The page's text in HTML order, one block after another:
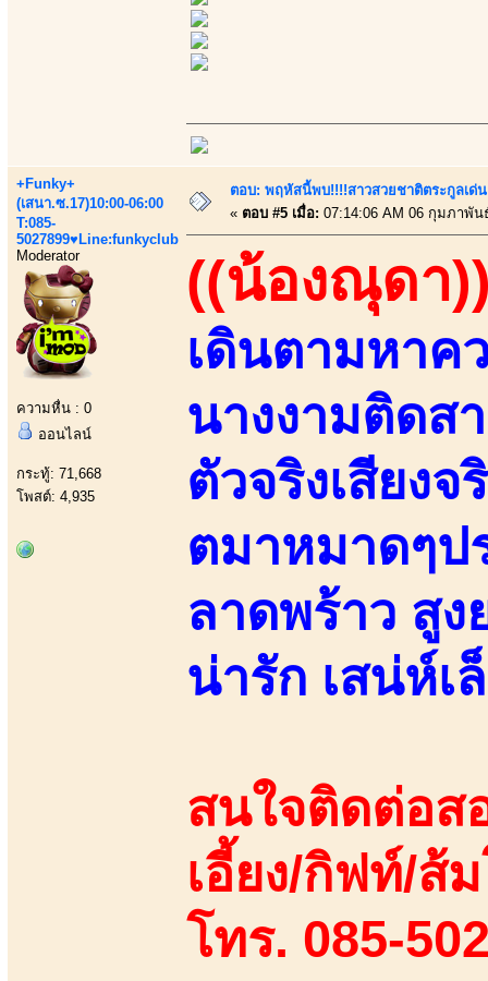
+Funky+
(เสนา.ซ.17)10:00-06:00
T:085-
5027899♥Line:funkyclub
Moderator
ความหื่น : 0
ออนไลน์
กระทู้: 71,668
โพสต์: 4,935
ตอบ: พฤหัสนี้พบ!!!!สาวสวยชาติตระกูลเด่
« ตอบ #5 เมื่อ: 07:14:06 AM 06 กุมภาพัน
((น้องณุดา
เดินตามหาค
นางงามติดส
ตัวจริงเสียง
ตมาหมาดๆป
ลาดพร้าว สูง
น่ารัก เสน่ห์เ
สนใจติดต่อส
เอี้ยง/กิฟท์/ส้
โทร. 085-